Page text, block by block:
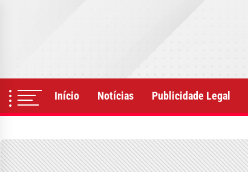
Início Notícias Publicidade Legal